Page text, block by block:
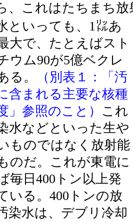
、これはたちまち
といっても、1㍑あ
大で、たとえばスト
ウム90が5億ベクレ
る。
（別表１：「汚
含まれる主要な核種
」参照のこと）
これ
水などといった生や
ものではなく放射能
のだ。これが東電に
毎日400トン以上発
いる。400トンの放
染水は、デブリ冷却